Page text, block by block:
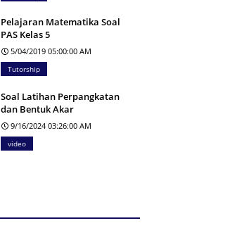
Pelajaran Matematika Soal
PAS Kelas 5
5/04/2019 05:00:00 AM
Tutorship
Soal Latihan Perpangkatan
dan Bentuk Akar
9/16/2024 03:26:00 AM
video